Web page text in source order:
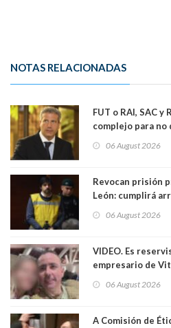
NOTAS RELACIONADAS
FUT o RAI, SAC y
complejo para no
06 August 2026
Revocan prisión
León: cumplirá
06 August 2026
VIDEO. Es
empresario de
al "ring raja". Se
06 August 2026
A Comisión de